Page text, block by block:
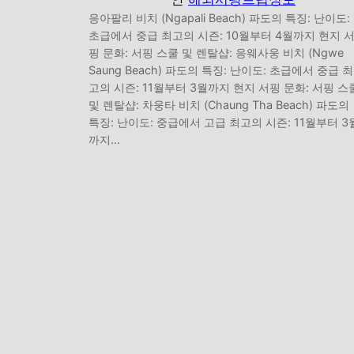
응아팔리 비치 (Ngapali Beach) 파도의 특징: 난이도:
초급에서 중급 최고의 시즌: 10월부터 4월까지 현지 서
핑 문화: 서핑 스쿨 및 렌탈샵: 응웨사웅 비치 (Ngwe
Saung Beach) 파도의 특징: 난이도: 초급에서 중급 최
고의 시즌: 11월부터 3월까지 현지 서핑 문화: 서핑 스
및 렌탈샵: 차웅타 비치 (Chaung Tha Beach) 파도의
특징: 난이도: 중급에서 고급 최고의 시즌: 11월부터 3
까지…